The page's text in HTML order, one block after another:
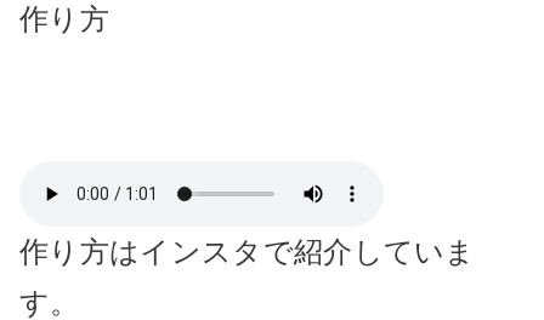
作り方
作り方はインスタで紹介していま
す。